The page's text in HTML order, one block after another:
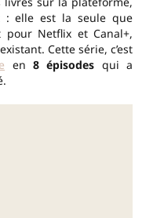
: elle est la seule que
pour Netflix et Canal+,
Cette série, c’est
en 8 épisodes qui a